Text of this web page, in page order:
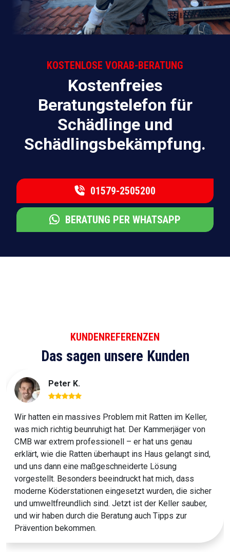
KOSTENLOSE VORAB-BERATUNG
Kostenfreies
Beratungstelefon für
Schädlinge und
Schädlingsbekämpfung.
01579-2505200
BERATUNG PER WHATSAPP
KUNDENREFERENZEN
Das sagen unsere Kunden
Peter K.
Wir hatten ein massives Problem mit Ratten im Keller,
was mich richtig beunruhigt hat. Der Kammerjäger von
CMB war extrem professionell – er hat uns genau
erklärt, wie die Ratten überhaupt ins Haus gelangt sind,
und uns dann eine maßgeschneiderte Lösung
vorgestellt. Besonders beeindruckt hat mich, dass
moderne Köderstationen eingesetzt wurden, die sicher
und umweltfreundlich sind. Jetzt ist der Keller sauber,
und wir haben durch die Beratung auch Tipps zur
Prävention bekommen.